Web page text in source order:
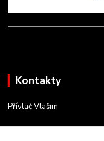
Kontakty
Přívlač Vlašim